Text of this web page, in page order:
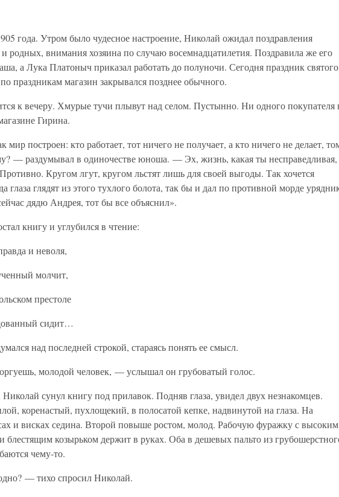
года. Утром было чудесное настроение, Николай ожидал поздравления
родных, внимания хозяина по случаю восемнадцатилетия. Поздравила же его
а Лука Платоныч приказал работать до полуночи. Сегодня праздник святого
праздникам магазин закрывался позднее обычного.
к вечеру. Хмурые тучи плывут над селом. Пустынно. Ни одного покупателя
Гирина.
мир построен: кто работает, тот ничего не получает, а кто ничего не делает,
— раздумывал в одиночестве юноша. — Эх, жизнь, какая ты несправедливая,
Кругом лгут, кругом льстят лишь для своей выгоды. Так хочется
глаза глядят из этого тухлого болота, так бы и дал по противной морде
дядю Андрея, тот бы все объяснил».
книгу и углубился в чтение:
и неволя,
молчит,
престоле
сидит…
над последней строкой, стараясь понять ее смысл.
молодой человек, — услышал он грубоватый голос.
сунул книгу под прилавок. Подняв глаза, увидел двух незнакомцев.
коренастый, пухлощекий, в полосатой кепке, надвинутой на глаза. На
и висках седина. Второй повыше ростом, молод. Рабочую фуражку с высоким
блестящим козырьком держит в руках. Оба в дешевых пальто из
чему-то.
— тихо спросил Николай.